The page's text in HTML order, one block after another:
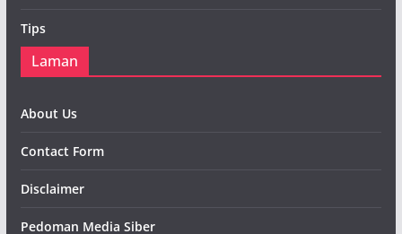
Tips
Laman
About Us
Contact Form
Disclaimer
Pedoman Media Siber